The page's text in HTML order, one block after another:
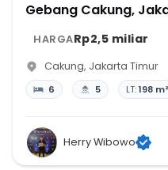
Gebang Cakung,
HARGARp2,5 miliar
Cakung, Jakarta Timur
6 5 LT:198 m²
Herry Wibowo